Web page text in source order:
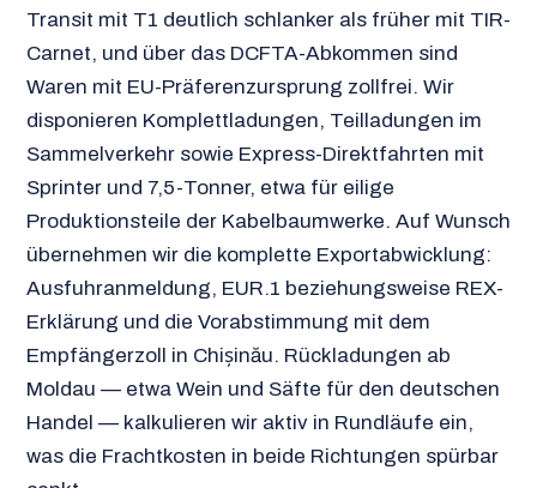
Transit mit T1 deutlich schlanker als früher mit TIR-
Carnet, und über das DCFTA-Abkommen sind
Waren mit EU-Präferenzursprung zollfrei. Wir
disponieren Komplettladungen, Teilladungen im
Sammelverkehr sowie Express-Direktfahrten mit
Sprinter und 7,5-Tonner, etwa für eilige
Produktionsteile der Kabelbaumwerke. Auf Wunsch
übernehmen wir die komplette Exportabwicklung:
Ausfuhranmeldung, EUR.1 beziehungsweise REX-
Erklärung und die Vorabstimmung mit dem
Empfängerzoll in Chișinău. Rückladungen ab
Moldau — etwa Wein und Säfte für den deutschen
Handel — kalkulieren wir aktiv in Rundläufe ein,
was die Frachtkosten in beide Richtungen spürbar